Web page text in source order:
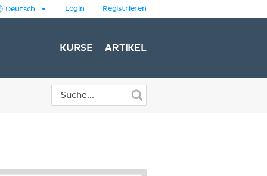
Deutsch Login Registrieren
KURSE ARTIKEL